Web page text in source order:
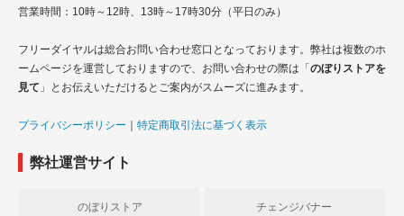
営業時間：10時～12時、13時～17時30分（平日のみ）
フリーダイヤルは総合お問い合わせ窓口となっております。弊社は複数のホ
ームページを運営しておりますので、お問い合わせの際は「のぼりストアを
見て 」とお伝えいただけるとご案内がスムーズに進みます。
プライバシーポリシー ｜ 特定商取引法に基づく表示
弊社運営サイト
のぼりストア チェンジバナー